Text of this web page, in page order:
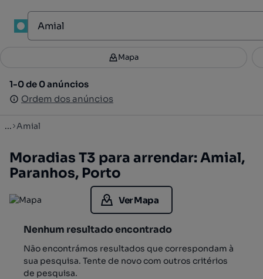
Filtros 4
1-0 de 0 anúncios
Ordem dos anúncios
Mapa
1-0 de 0 anúncios
Ordem dos anúncios
... Amial
Moradias T3 para arrendar: Amial,
Paranhos, Porto
Ver Mapa
Nenhum resultado encontrado
Não encontrámos resultados que correspondam à
sua pesquisa. Tente de novo com outros critérios
de pesquisa.